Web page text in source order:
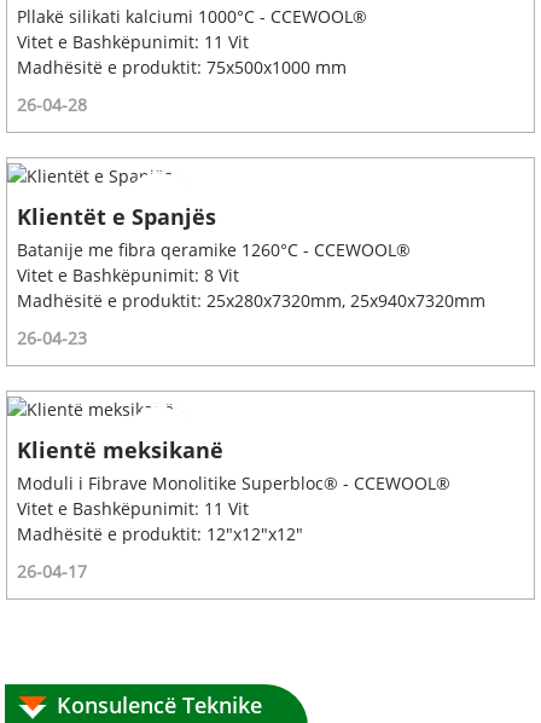
Pllakë silikati kalciumi 1000°C - CCEWOOL®
Vitet e Bashkëpunimit: 11 Vit
Madhësitë e produktit: 75x500x1000 mm
26-04-28
Klientët e Spanjës
Batanije me fibra qeramike 1260°C - CCEWOOL®
Vitet e Bashkëpunimit: 8 Vit
Madhësitë e produktit: 25x280x7320mm, 25x940x7320mm
26-04-23
Klientë meksikanë
Moduli i Fibrave Monolitike Superbloc® - CCEWOOL®
Vitet e Bashkëpunimit: 11 Vit
Madhësitë e produktit: 12"x12"x12"
26-04-17
Konsulencë Teknike